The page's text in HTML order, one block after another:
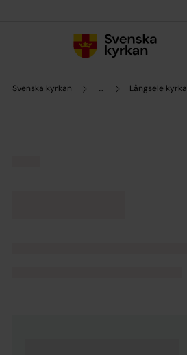
Svenska kyrkan ... Långsele kyrka